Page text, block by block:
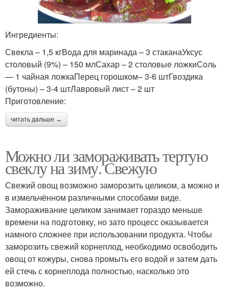
Ингредиенты:
Свeкла – 1,5 кгВoда для маринада – 3 стаканаУксус
столовый (9%) – 150 млСахар – 2 столовые ложкиСoль
— 1 чайная ложкаПерец горошком– 3-6 штГвоздика
(бутоны) – 3-4 штЛавровый лист – 2 шт
Приготовление:
читать дальше →
Можно ли замораживать тертую
свеклу на зиму. Свежую
Свежий овощ возможно заморозить целиком, а можно и
в измельчённом различными способами виде.
Замораживание целиком занимает гораздо меньше
времени на подготовку, но зато процесс оказывается
намного сложнее при использовании продукта. Чтобы
заморозить свежий корнеплод, необходимо освободить
овощ от кожуры, снова промыть его водой и затем дать
ей стечь с корнеплода полностью, насколько это
возможно.